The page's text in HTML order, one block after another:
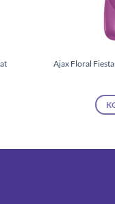
Ajax Floral